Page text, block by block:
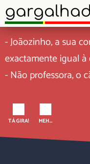
- Joãozinho, a sua
exactamente igual à
- Não professora, o
TÁ GIRA! MEH...